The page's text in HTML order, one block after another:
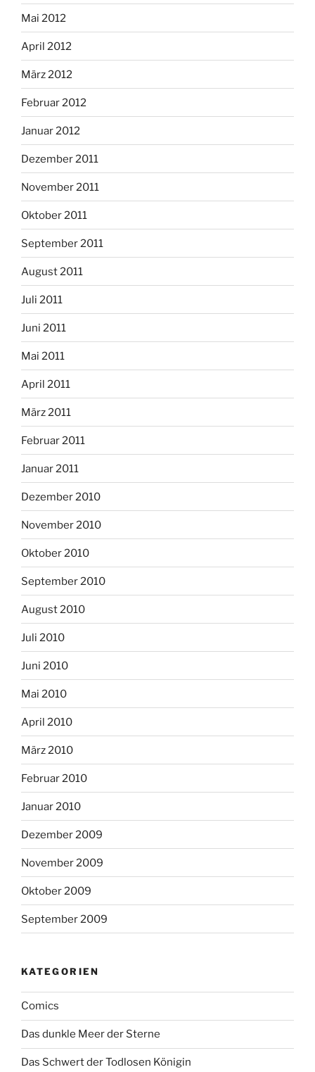
Mai 2012
April 2012
März 2012
Februar 2012
Januar 2012
Dezember 2011
November 2011
Oktober 2011
September 2011
August 2011
Juli 2011
Juni 2011
Mai 2011
April 2011
März 2011
Februar 2011
Januar 2011
Dezember 2010
November 2010
Oktober 2010
September 2010
August 2010
Juli 2010
Juni 2010
Mai 2010
April 2010
März 2010
Februar 2010
Januar 2010
Dezember 2009
November 2009
Oktober 2009
September 2009
KATEGORIEN
Comics
Das dunkle Meer der Sterne
Das Schwert der Todlosen Königin